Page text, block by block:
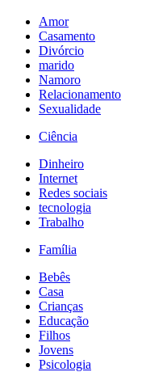
Amor
Casamento
Divórcio
marido
Namoro
Relacionamento
Sexualidade
Ciência
Dinheiro
Internet
Redes sociais
tecnologia
Trabalho
Família
Bebês
Casa
Crianças
Educação
Filhos
Jovens
Psicologia